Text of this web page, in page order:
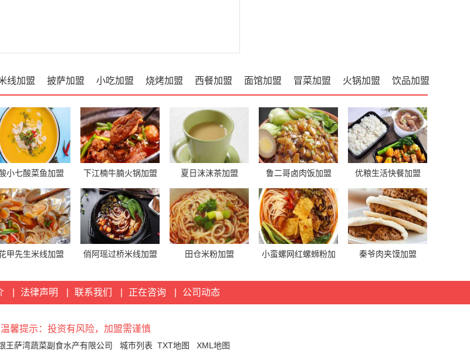
饮品加盟
火锅加盟
冒菜加盟
面馆加盟
西餐加盟
烧烤加盟
小吃加盟
披萨加盟
线加盟
小七酸菜鱼加盟 下江楠牛腩火锅加盟 夏日沫沫茶加盟 鲁二哥卤肉饭加盟 优粮生活快餐加盟
甲先生米线加盟 俏阿瑶过桥米线加盟 田仓米粉加盟
小蛮螺网红螺蛳粉加
秦爷肉夹馍加盟
法律声明 联系我们 正在咨询 公司动态
温馨提示：投资有风险，加盟需谨慎
王萨湾蔬菜副食水产有限公司 城市列表 TXT地图 XML地图